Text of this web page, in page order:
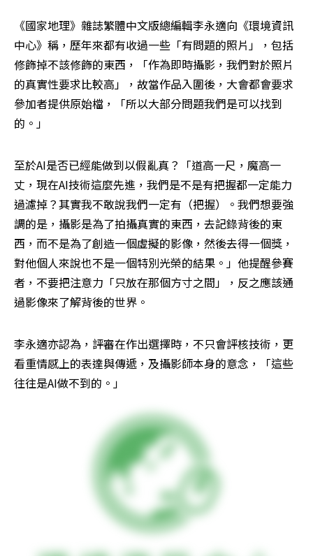
《國家地理》雜誌繁體中文版總編輯李永適向《環境資訊
中心》稱，歷年來都有收過一些「有問題的照片」，包括
修飾掉不該修飾的東西，「作為即時攝影，我們對於照片
的真實性要求比較高」，故當作品入圍後，大會都會要求
參加者提供原始檔，「所以大部分問題我們是可以找到
的。」
至於AI是否已經能做到以假亂真？「道高一尺，魔高一
丈，現在AI技術這麼先進，我們是不是有把握都一定能力
過濾掉？其實我不敢說我們一定有（把握）。我們想要強
調的是，攝影是為了拍攝真實的東西，去記錄背後的東
西，而不是為了創造一個虛擬的影像，然後去得一個獎，
對他個人來說也不是一個特別光榮的結果。」他提醒參賽
者，不要把注意力「只放在那個方寸之間」，反之應該通
過影像來了解背後的世界。
李永適亦認為，評審在作出選擇時，不只會評核技術，更
看重情感上的表達與傳遞，及攝影師本身的意念，「這些
往往是AI做不到的。」